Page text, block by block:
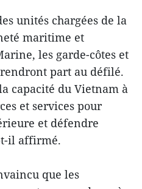
unités chargées de la
maritime et
les garde-côtes et
part au défilé.
capacité du Vietnam à
et services pour
et défendre
il affirmé.
que les